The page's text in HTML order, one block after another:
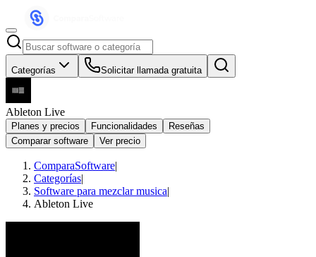
Categorías Solicitar llamada gratuita
Ableton Live
Planes y precios Funcionalidades
Reseñas
Comparar software
Ver precio
ComparaSoftware|
Categorías|
Software para mezclar musica|
Ableton Live